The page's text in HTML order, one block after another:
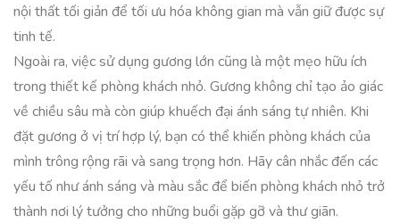
nội thất tối giản để tối ưu hóa không gian mà vẫn giữ được sự
tinh tế.
Ngoài ra, việc sử dụng gương lớn cũng là một mẹo hữu ích
trong thiết kế phòng khách nhỏ. Gương không chỉ tạo ảo giác
về chiều sâu mà còn giúp khuếch đại ánh sáng tự nhiên. Khi
đặt gương ở vị trí hợp lý, bạn có thể khiến phòng khách của
mình trông rộng rãi và sang trọng hơn. Hãy cân nhắc đến các
yếu tố như ánh sáng và màu sắc để biến phòng khách nhỏ trở
thành nơi lý tưởng cho những buổi gặp gỡ và thư giãn.